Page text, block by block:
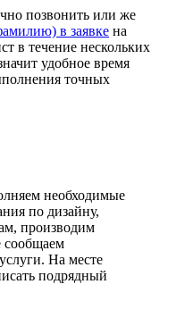
позвонить или же
в заявке на
в течение нескольких
удобное время
точных
необходимые
по дизайну,
производим
сообщаем
На месте
подрядный